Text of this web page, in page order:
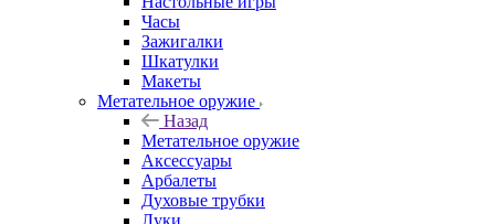
Часы
Зажигалки
Шкатулки
Макеты
Метательное оружие
Назад
Метательное оружие
Аксессуары
Арбалеты
Духовые трубки
Луки